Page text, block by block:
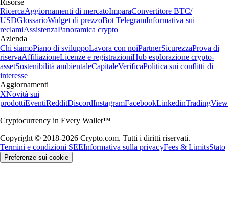
Risorse
RicercaAggiornamenti di mercatoImparaConvertitore BTC/
USDGlossarioWidget di prezzoBot TelegramInformativa sui
reclamiAssistenzaPanoramica crypto
Azienda
Chi siamoPiano di sviluppoLavora con noiPartnerSicurezzaProva di
riservaAffiliazioneLicenze e registrazioniHub esplorazione crypto-
assetSostenibilità ambientaleCapitaleVerificaPolitica sui conflitti di
interesse
Aggiornamenti
XNovità sui
prodottiEventiRedditDiscordInstagramFacebookLinkedinTradingView
Cryptocurrency in Every Wallet™
Copyright © 2018-2026 Crypto.com. Tutti i diritti riservati.
Termini e condizioni SEEInformativa sulla privacyFees & LimitsStato
Preferenze sui cookie